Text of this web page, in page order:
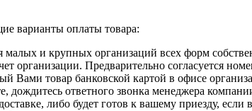
варианты оплаты товара:
и крупных организаций всех форм
организации. Предварительно согласуется
Вами товар банковской картой в офисе
дождитесь ответного звонка менеджера
либо будет готов к вашему приезду,